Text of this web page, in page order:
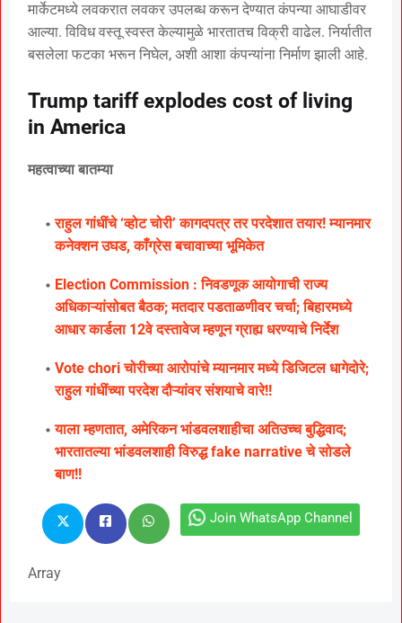
मार्केटमध्ये लवकरात लवकर उपलब्ध करून देण्यात कंपन्या आघाडीवर
आल्या. विविध वस्तू स्वस्त केल्यामुळे भारतातच विक्री वाढेल. निर्यातीत
बसलेला फटका भरून निघेल, अशी आशा कंपन्यांना निर्माण झाली आहे.
Trump tariff explodes cost of living
in America
महत्वाच्या बातम्या
राहुल गांधींचे ‘व्होट चोरी’ कागदपत्र तर परदेशात तयार! म्यानमार
कनेक्शन उघड, काँग्रेस बचावाच्या भूमिकेत
Election Commission : निवडणूक आयोगाची राज्य
अधिकाऱ्यांसोबत बैठक; मतदार पडताळणीवर चर्चा; बिहारमध्ये
आधार कार्डला 12वे दस्तावेज म्हणून ग्राह्य धरण्याचे निर्देश
Vote chori चोरीच्या आरोपांचे म्यानमार मध्ये डिजिटल धागेदोरे;
राहुल गांधींच्या परदेश दौऱ्यांवर संशयाचे वारे!!
याला म्हणतात, अमेरिकन भांडवलशाहीचा अतिउच्च बुद्धिवाद;
भारतातल्या भांडवलशाही विरुद्ध fake narrative चे सोडले
बाण!!
Join WhatsApp Channel
Array